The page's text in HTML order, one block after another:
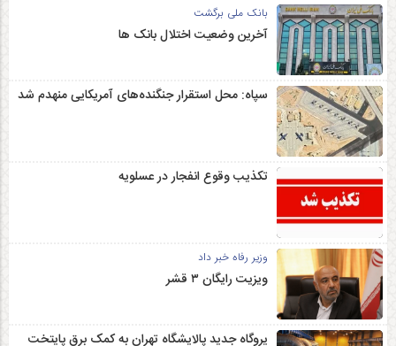
بانک ملی برگشت
آخرین وضعیت اختلال بانک ها
سپاه: محل استقرار جنگنده‌های آمریکایی منهدم شد
تکذیب وقوع انفجار در عسلویه
وزیر رفاه خبر داد
ویزیت رایگان ۳ قشر
یروگاه جدید پالایشگاه تهران به کمک برق پایتخت